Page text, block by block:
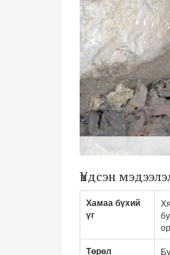
Үндсэн
Хамаа бүхий
үг
Төрөл